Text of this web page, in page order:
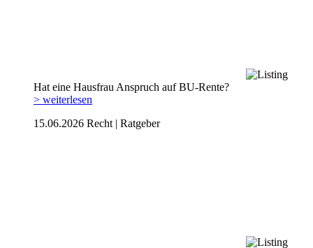
Hat eine Hausfrau Anspruch auf BU-Rente?
> weiterlesen
15.06.2026 Recht | Ratgeber